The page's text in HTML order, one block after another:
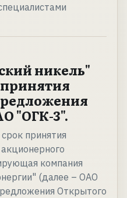
никель"
"ОГК-3".
принятия
компания
(далее – ОАО
Открытого